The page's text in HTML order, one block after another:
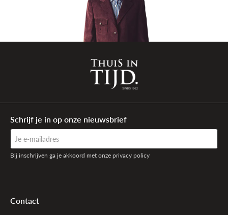
Contact
Schrijf je in op onze nieuwsbrief
Bij inschrijven ga je akkoord met onze privacy policy